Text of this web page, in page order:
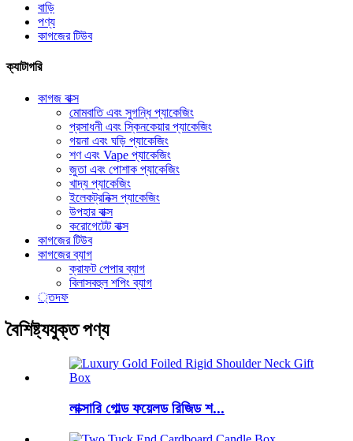
বাড়ি
পণ্য
কাগজের টিউব
ক্যাটাগরি
কাগজ বাক্স
মোমবাতি এবং সুগন্ধি প্যাকেজিং
প্রসাধনী এবং স্কিনকেয়ার প্যাকেজিং
গয়না এবং ঘড়ি প্যাকেজিং
শণ এবং Vape প্যাকেজিং
জুতা এবং পোশাক প্যাকেজিং
খাদ্য প্যাকেজিং
ইলেকট্রনিক্স প্যাকেজিং
উপহার বাক্স
করোগেটেট বাক্স
কাগজের টিউব
কাগজের ব্যাগ
ক্রাফট পেপার ব্যাগ
বিলাসবহুল শপিং ব্যাগ
্তদফ
বৈশিষ্ট্যযুক্ত পণ্য
লাক্সারি গোল্ড ফয়েলড রিজিড শ...